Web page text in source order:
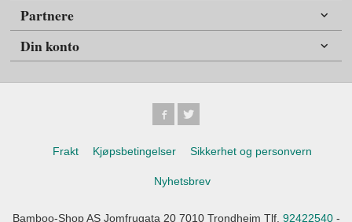
Partnere
Din konto
Frakt Kjøpsbetingelser Sikkerhet og personvern
Nyhetsbrev
Bamboo-Shop AS Jomfrugata 20 7010 Trondheim Tlf. 92422540-